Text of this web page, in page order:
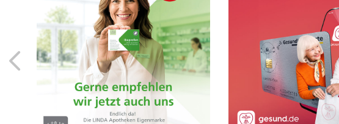
Endlich da! Die LINDA
Eigenmarke: Arzneimittel
von der Apothekenmarke,
der Sie vertrauen.
Mehr erfahren
Lösen Sie E-
per Scan mit
Smartphone
einfach über
gesund.de-
Mehr